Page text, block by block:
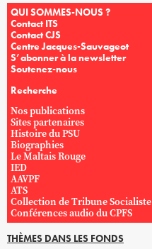
QUI SOMMES-NOUS ?
Contact ITS
Contact CJS
Centre Jacques-Sauvageot
S’abonner à la newsletter
Soutenez-nous
Recherche
Nos publications
Sites partenaires
Histoire du PSU
Biographies
Le Maltais Rouge
IED
AAVPF
ATS
Collection de Tribune Socialiste
Conférences audio du CPFS
THÈMES DANS LES FONDS